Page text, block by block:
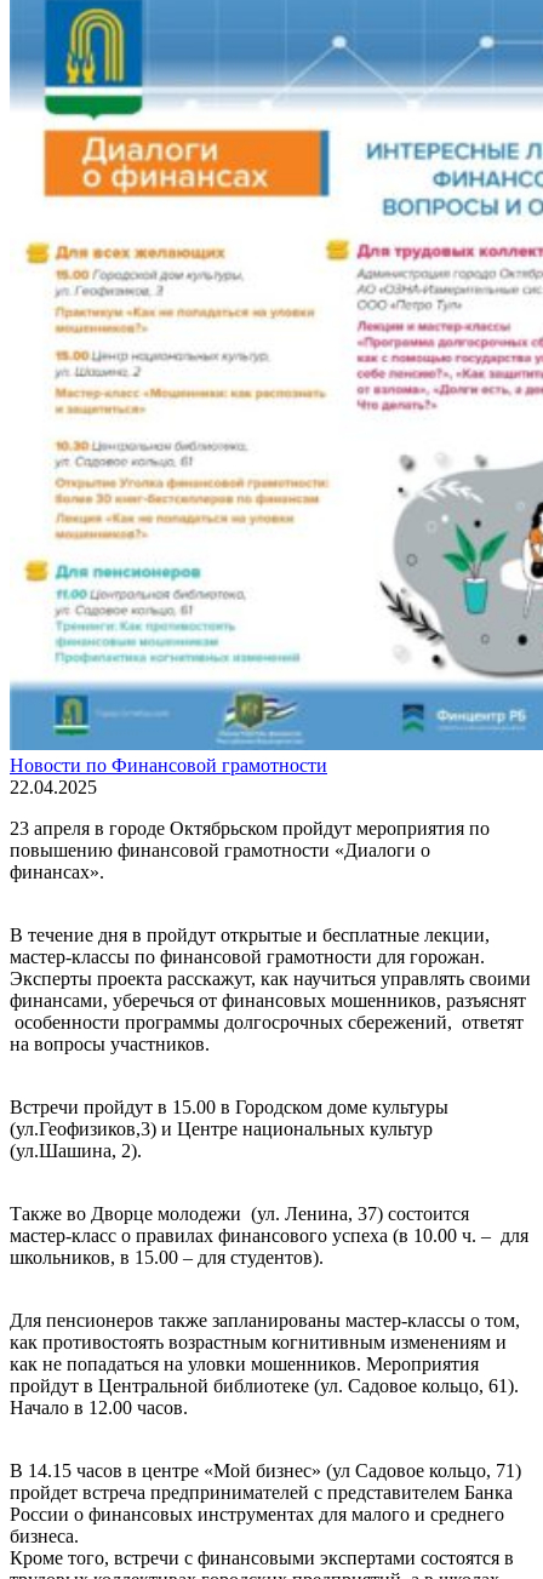
Новости по Финансовой грамотности
22.04.2025
23 апреля в городе Октябрьском пройдут мероприятия по
повышению финансовой грамотности «Диалоги о
финансах».
В течение дня в пройдут открытые и бесплатные лекции,
мастер-классы по финансовой грамотности для горожан.
Эксперты проекта расскажут, как научиться управлять своими
финансами, уберечься от финансовых мошенников, разъяснят
особенности программы долгосрочных сбережений, ответят
на вопросы участников.
Встречи пройдут в 15.00 в Городском доме культуры
(ул.Геофизиков,3) и Центре национальных культур
(ул.Шашина, 2).
Также во Дворце молодежи (ул. Ленина, 37) состоится
мастер-класс о правилах финансового успеха (в 10.00 ч. – для
школьников, в 15.00 – для студентов).
Для пенсионеров также запланированы мастер-классы о том,
как противостоять возрастным когнитивным изменениям и
как не попадаться на уловки мошенников. Мероприятия
пройдут в Центральной библиотеке (ул. Садовое кольцо, 61).
Начало в 12.00 часов.
В 14.15 часов в центре «Мой бизнес» (ул Садовое кольцо, 71)
пройдет встреча предпринимателей с представителем Банка
России о финансовых инструментах для малого и среднего
бизнеса.
Кроме того, встречи с финансовыми экспертами состоятся в